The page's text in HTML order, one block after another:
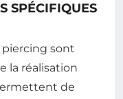
SPÉCIFIQUES
piercing sont
la réalisation
de